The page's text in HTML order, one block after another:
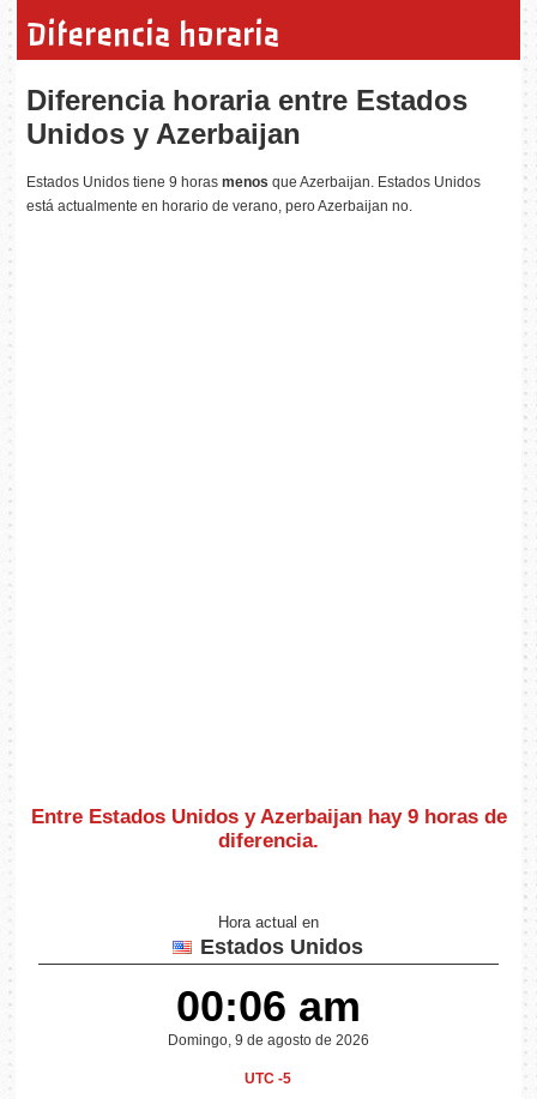
Diferencia horaria
Diferencia horaria entre Estados
Unidos y Azerbaijan
Estados Unidos tiene 9 horasmenos que Azerbaijan. Estados Unidos
está actualmente en horario de verano, pero Azerbaijan no.
Entre Estados Unidos y Azerbaijan hay 9 horas de
diferencia.
Hora actual en
Estados Unidos
00:06 am
Domingo, 9 de agosto de 2026
UTC -5